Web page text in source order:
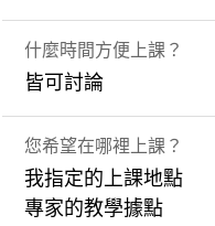
什麼時間方便上課？
皆可討論
您希望在哪裡上課？
我指定的上課地點
專家的教學據點